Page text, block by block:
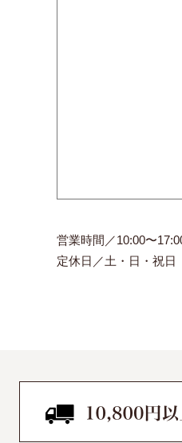
営業時間／10:00〜
定休日／土・日・祝日